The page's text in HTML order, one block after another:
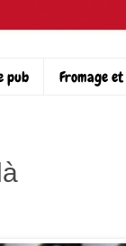
pub Fromage